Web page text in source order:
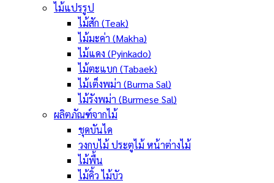
ไม้แปรรูป
ไม้สัก (Teak)
ไม้มะค่า (Makha)
ไม้แดง (Pyinkado)
ไม้ตะแบก (Tabaek)
ไม้เต็งพม่า (Burma Sal)
ไม้รังพม่า (Burmese Sal)
ผลิตภัณฑ์จากไม้
ชุดบันได
วงกบไม้ ประตูไม้ หน้าต่างไม้
ไม้พื้น
ไม้คิ้ว ไม้บัว